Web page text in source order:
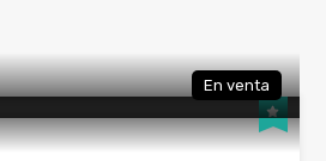
En venta